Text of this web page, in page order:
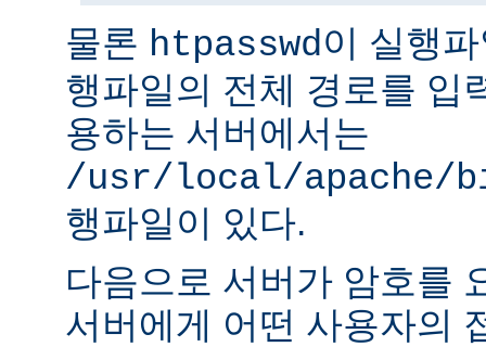
물론 htpasswd이 실행
행파일의 전체 경로를 입
용하는 서버에서는
/usr/local/apache/
행파일이 있다.
다음으로 서버가 암호를
서버에게 어떤 사용자의